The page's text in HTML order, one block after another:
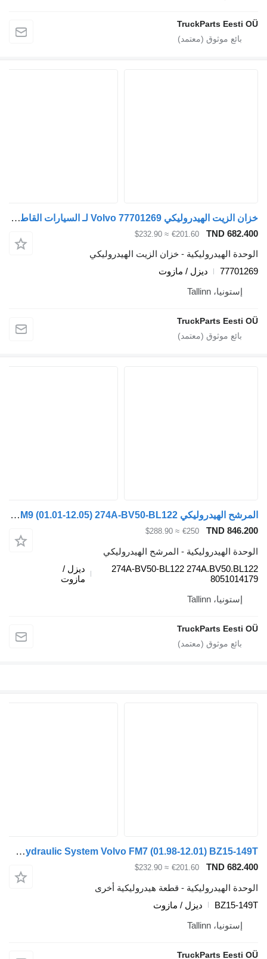
TruckParts
خزان الزيت الهيدروليكي Volvo 77701269 لـ السيارات القاطرة Volvo FM7-FM12, FM, FMX (1998-2014)
TND
€201.60
≈ $232.90
الهيدروليكية - خزان الزيت الهيدروليكي
ديزل / مازوت
إستونيا، Tallinn
TruckParts
المرشح الهيدروليكي Volvo FM9 (01.01-12.05) 274A-BV50-BL122 لـ السيارات القاطرة Volvo FM7-FM12, FM, FMX (1998-2014)
TND
€250
≈ $288.90
الهيدروليكية - المرشح الهيدروليكي
274A-BV50-BL122
ديزل /
مازوت
إستونيا، Tallinn
TruckParts
Tail Lift Hydraulic System Volvo FM7 (01.98-12.01) BZ15-149T لـ السيارات القاطرة Volvo FM7-FM12, FM, FMX (1998-2014)
TND
€201.60
≈ $232.90
الهيدروليكية - قطعة هيدروليكية أخرى
BZ15-
ديزل / مازوت
إستونيا، Tallinn
TruckParts